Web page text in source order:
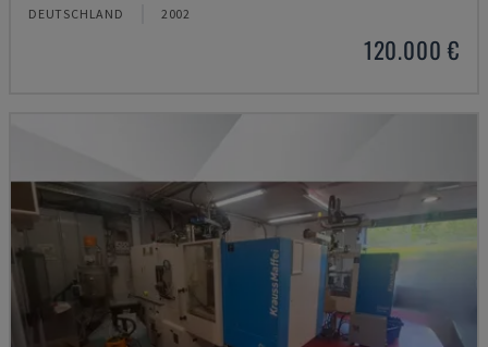
DEUTSCHLAND 2002
120.000 €